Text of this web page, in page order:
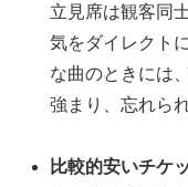
立見席は観客同
気をダイレクト
な曲のときには
強まり、忘れら
比較的安いチケ